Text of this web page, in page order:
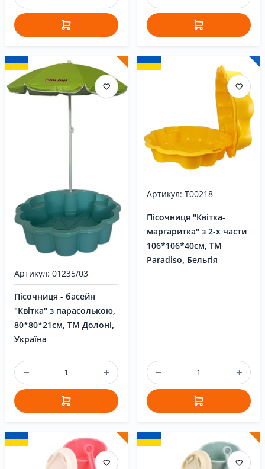
Артикул: 01235/03
Пісочниця - басейн
"Квітка" з парасолькою,
80*80*21см, ТМ Долоні,
Україна
Артикул: T00218
Пісочниця "Квітка-
маргаритка" з 2-х части
106*106*40cм, ТМ
Paradiso, Бельгія